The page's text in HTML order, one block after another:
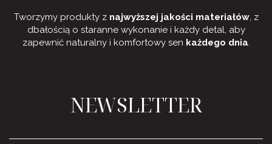
Tworzymy produkty z najwyższej jakości materiałów, z
dbałością o staranne wykonanie i każdy detal, aby
zapewnić naturalny i komfortowy sen każdego dnia.
NEWSLETTER